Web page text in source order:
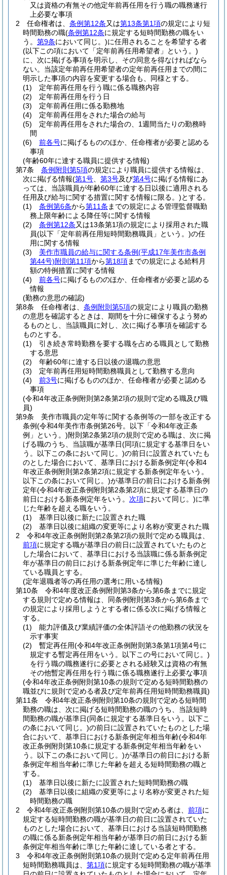
又は資格の有無その他定年前再任用を行う職の職務遂行
上必要な事項
2
任命権者は、 条例第12条又は第13条第1項の規定により短
時間勤務の職(条例第12条に規定する短時間勤務の職をい
う。 第9条において同じ。)に任用されることを希望する者
(以下この項において「定年前再任用希望者」という。)
に、次に掲げる事項を明示し、その同意を得なければなら
ない。 当該定年前再任用希望者の定年前再任用までの間に
明示した事項の内容を変更する場合も、同様とする。
(1)
定年前再任用を行う職に係る職務内容
(2)
定年前再任用を行う日
(3)
定年前再任用に係る勤務地
(4)
定年前再任用をされた場合の給与
(5)
定年前再任用をされた場合の、1週間当たりの勤務時
間
(6)
前各号に掲げるもののほか、任命権者が必要と認める
事項
(年齢60年に達する職員に提供する情報)
第7条
条例附則第5項の規定により職員に提供する情報は、
次に掲げる情報(第1号 第3号及び第4号に掲げる情報にあ
っては、当該職員が年齢60年に達する日以後に適用される
任用及び給与に関する措置に関する情報に限る。)とする。
(1)
条例第6条から第11条 までの規定による管理監督職勤
務上限年齢による降任等に関する情報
(2)
条例第12条又は13条第1項の規定により採用された職
員(以下「定年前再任用短時間勤務職員」という。)の任
用に関する情報
(3)
美作市職員の給与に関する条例(平成17年美作市条例
第44号)附則第11項から第18項までの規定による給料月
額の特例措置に関する情報
(4)
前各号に掲げるもののほか、任命権者が必要と認める
情報
(勤務の意思の確認)
第8条
任命権者は、 条例附則第5項の規定により職員の勤務
の意思を確認するときは、期間を十分に確保するよう努め
るものとし、当該職員に対し、次に掲げる事項を確認する
ものとする。
(1)
引き続き常時勤務を要する職を占める職員として勤務
する意思
(2)
年齢60年に達する日以後の退職の意思
(3)
定年前再任用短時間勤務職員として勤務する意向
(4)
前3号に掲げるもののほか、任命権者が必要と認める
事項
(令和4年改正条例附則第2条第2項の規則で定める職及び職
員)
第9条
美作市職員の定年等に関する条例等の一部を改正する
条例(令和4年美作市条例第26号。以下「令和4年改正条
例」という。)附則第2条第2項の規則で定める職は、次に掲
げる職のうち、当該職が基準日(同項に規定する基準日をい
う。以下この条において同じ。)の前日に設置されていたも
のとした場合において、基準日における新条例定年(令和4
年改正条例附則第2条第2項に規定する新条例定年をいう。
以下この条において同じ。)が基準日の前日における新条例
定年(令和4年改正条例附則第2条第2項に規定する基準日の
前日における新条例定年をいう。 次項において同じ。)に準
じた年齢を超える職をいう。
(1)
基準日以後に新たに設置された職
(2)
基準日以後に組織の変更等により名称が変更された職
2
令和4年改正条例附則第2条第2項の規則で定める職員は、
前項に規定する職が基準日の前日に設置されていたものと
した場合において、基準日における当該職に係る新条例定
年が基準日の前日における新条例定年に準じた年齢に達し
ている職員とする。
(定年退職者等の再任用の選考に用いる情報)
第10条
令和4年度改正条例附則第3条から第6条までに規定
する規則で定める情報は、同条例附則第3条から第6条まで
の規定により採用しようとする者に係る次に掲げる情報と
する。
(1)
能力評価及び業績評価の全体評語その他勤務の状況を
示す事実
(2)
暫定再任用(令和4年改正条例附則第3条第1項第4号に
規定する暫定再任用をいう。以下この号において同じ。)
を行う職の職務遂行に必要とされる経験又は資格の有無
その他暫定再任用を行う職に係る職務遂行上必要な事項
(令和4年改正条例附則第10条の規則で定める短時間勤務の
職並びに規則で定める者及び定年前再任用短時間勤務職員)
第11条
令和4年改正条例附則第10条の規則で定める短時間
勤務の職は、次に掲げる短時間勤務の職のうち、当該短時
間勤務の職が基準日(同条に規定する基準日をいう。以下こ
の条において同じ。)の前日に設置されていたものとした場
合において、基準日における新条例定年相当年齢(令和4年
改正条例附則第10条に規定する新条例定年相当年齢をい
う。以下この条において同じ。)が基準日の前日における新
条例定年相当年齢に準じた年齢を超える短時間勤務の職と
する。
(1)
基準日以後に新たに設置された短時間勤務の職
(2)
基準日以後に組織の変更等により名称が変更された短
時間勤務の職
2
令和4年改正条例附則第10条の規則で定める者は、 前項に
規定する短時間勤務の職が基準日の前日に設置されていた
ものとした場合において、基準日における当該短時間勤務
の職に係る新条例定年相当年齢が基準日の前日における新
条例定年相当年齢に準じた年齢に達している者とする。
3
令和4年改正条例附則第10条の規則で定める定年前再任用
短時間勤務職員は、 第1項に規定する短時間勤務の職が基準